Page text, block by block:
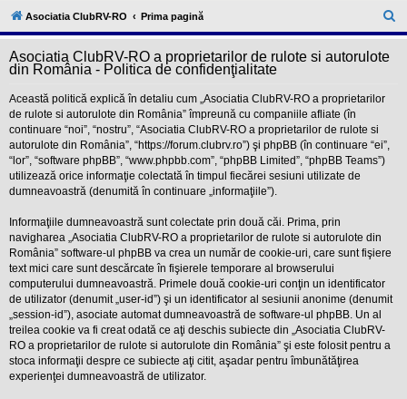
l
u
R
V
-
m
u
n
i
t
a
t
e
p
o
s
e
s
o
r
l
o
r
d
e
r
Asociatia ClubRV-RO Prima pagină
ă
Asociatia ClubRV-RO a proprietarilor de rulote si autorulote
din România - Politica de confidenţialitate
Această politică explică în detaliu cum „Asociatia ClubRV-RO a proprietarilor
de rulote si autorulote din România” împreună cu companiile afliate (în
continuare “noi”, “nostru”, “Asociatia ClubRV-RO a proprietarilor de rulote si
autorulote din România”, “https://forum.clubrv.ro”) şi phpBB (în continuare “ei”,
“lor”, “software phpBB”, “www.phpbb.com”, “phpBB Limited”, “phpBB Teams”)
utilizează orice informaţie colectată în timpul fiecărei sesiuni utilizate de
dumneavoastră (denumită în continuare „informaţiile”).
Informaţiile dumneavoastră sunt colectate prin două căi. Prima, prin
navigharea „Asociatia ClubRV-RO a proprietarilor de rulote si autorulote din
România” software-ul phpBB va crea un număr de cookie-uri, care sunt fişiere
text mici care sunt descărcate în fişierele temporare al browserului
computerului dumneavoastră. Primele două cookie-uri conţin un identificator
de utilizator (denumit „user-id”) şi un identificator al sesiunii anonime (denumit
„session-id”), asociate automat dumneavoastră de software-ul phpBB. Un al
treilea cookie va fi creat odată ce aţi deschis subiecte din „Asociatia ClubRV-
RO a proprietarilor de rulote si autorulote din România” şi este folosit pentru a
stoca informaţii despre ce subiecte aţi citit, aşadar pentru îmbunătăţirea
experienţei dumneavoastră de utilizator.